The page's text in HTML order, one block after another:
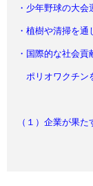
・少年野球の大会
・植樹や清掃を通
・国際的な社会
ポリオワクチン
（１）企業が果